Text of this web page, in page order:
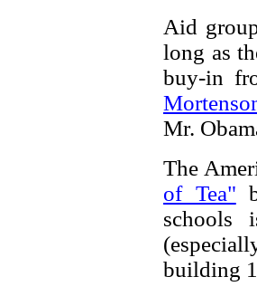
Aid
long as
buy-in
Mr.
The
of Tea"
schools
building